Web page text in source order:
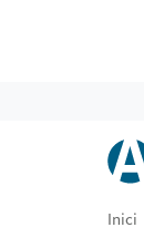
Inici